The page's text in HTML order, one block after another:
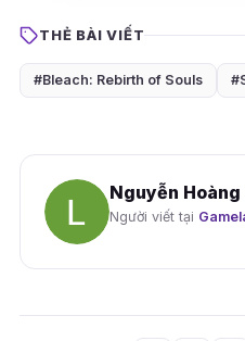
THẺ BÀI VIẾT
#Bleach: Rebirth of Souls
Nguyễn Hoàng
Người viết tại